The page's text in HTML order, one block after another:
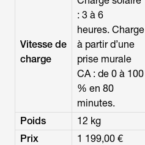
Vitesse de
charge
: 3 à 6
heures. Charge
à partir d’une
prise murale
CA : de 0 à 100
% en 80
minutes.
Poids 12 kg
Prix
1 199,00 €